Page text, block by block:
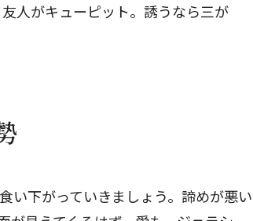
人がキューピット。誘うなら三が
い下がっていきましょう。諦めが悪い